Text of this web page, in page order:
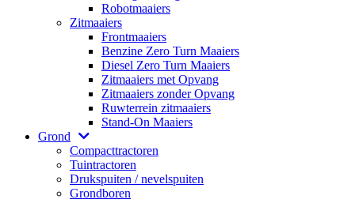
Robotmaaiers
Zitmaaiers
Frontmaaiers
Benzine Zero Turn Maaiers
Diesel Zero Turn Maaiers
Zitmaaiers met Opvang
Zitmaaiers zonder Opvang
Ruwterrein zitmaaiers
Stand-On Maaiers
Grond
Compacttractoren
Tuintractoren
Drukspuiten / nevelspuiten
Grondboren